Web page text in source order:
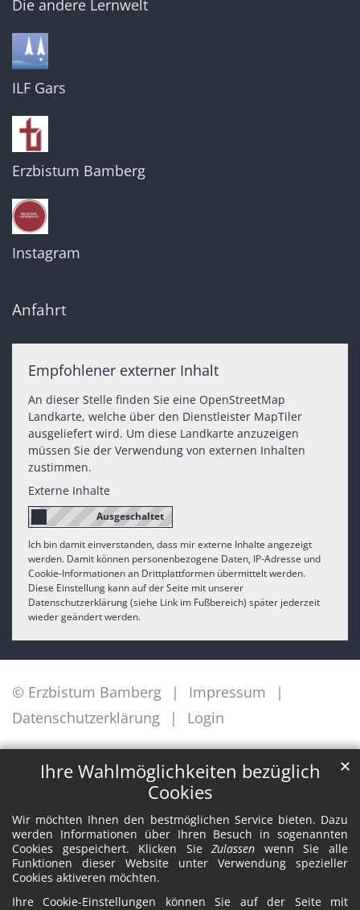
Ihre Wahlmöglichkeiten bezüglich
Cookies
Wir möchten Ihnen den bestmöglichen Service bieten. Dazu
werden Informationen über Ihren Besuch in sogenannten
Cookies gespeichert. Klicken SieZulassen wenn Sie alle
Funktionen dieser Website unter Verwendung spezieller
Cookies aktiveren möchten.
Ihre Cookie-Einstellungen können Sie auf der Seite mit
✕
Die andere Lernwelt
ILF Gars
Erzbistum Bamberg
Instagram
Anfahrt
Empfohlener externer Inhalt
An dieser Stelle finden Sie eine OpenStreetMap
Landkarte, welche über den Dienstleister MapTiler
ausgeliefert wird. Um diese Landkarte anzuzeigen
müssen Sie der Verwendung von externen Inhalten
zustimmen.
Externe Inhalte
Ich bin damit einverstanden, dass mir externe Inhalte angezeigt
werden. Damit können personenbezogene Daten, IP-Adresse und
Cookie-Informationen an Drittplattformen übermittelt werden.
Diese Einstellung kann auf der Seite mit unserer
Datenschutzerklärung (siehe Link im Fußbereich) später jederzeit
wieder geändert werden.
© Erzbistum Bamberg
Impressum
Datenschutzerklärung
Login